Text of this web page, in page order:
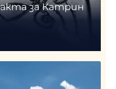
за Катрин